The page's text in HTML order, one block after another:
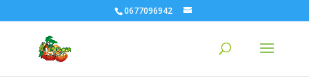
0677096942